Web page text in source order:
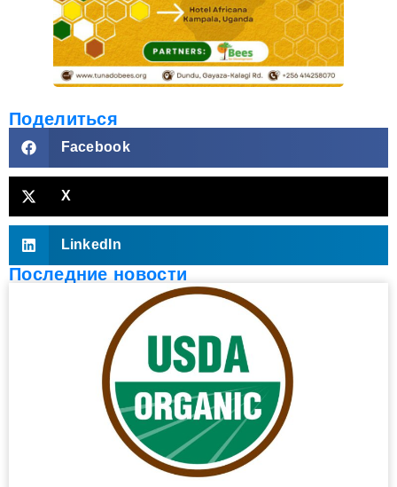
Поделиться
Facebook
X
LinkedIn
Последние новости